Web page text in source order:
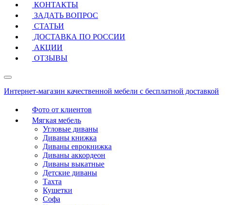
КОНТАКТЫ
ЗАДАТЬ ВОПРОС
СТАТЬИ
ДОСТАВКА ПО РОССИИ
АКЦИИ
ОТЗЫВЫ
Интернет-магазин качественной мебели с бесплатной доставкой
Фото от клиентов
Мягкая мебель
Угловые диваны
Диваны книжка
Диваны еврокнижка
Диваны аккордеон
Диваны выкатные
Детские диваны
Тахта
Кушетки
Софа